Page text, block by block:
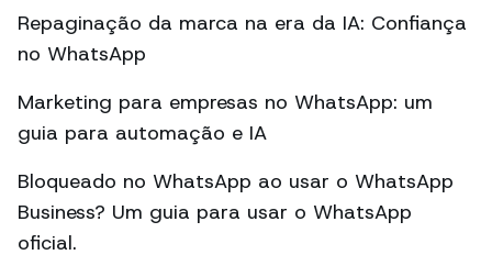
Repaginação da marca na era da IA: Confiança
no WhatsApp
Marketing para empresas no WhatsApp: um
guia para automação e IA
Bloqueado no WhatsApp ao usar o WhatsApp
Business? Um guia para usar o WhatsApp
oficial.